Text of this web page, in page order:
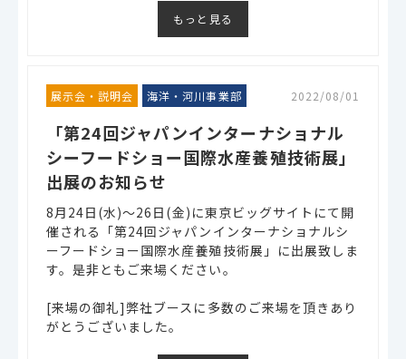
もっと見る
展示会・説明会 海洋・河川事業部 2022/08/01
「第24回ジャパンインターナショナル
シーフードショー国際水産養殖技術展」
出展のお知らせ
8月24日(水)～26日(金)に東京ビッグサイトにて開
催される「第24回ジャパンインターナショナルシ
ーフードショー国際水産養殖技術展」に出展致しま
す。是非ともご来場ください。
[来場の御礼]弊社ブースに多数のご来場を頂きあり
がとうございました。